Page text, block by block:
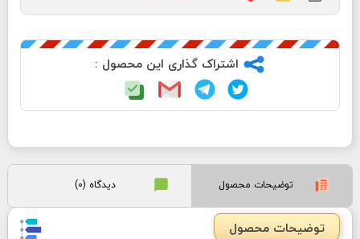
اشتراک گذاری این محصول :
توضیحات محصول دیدگاه (0)
توضیحات محصول